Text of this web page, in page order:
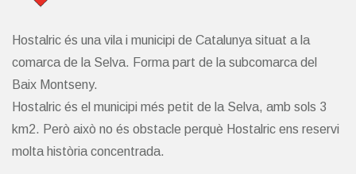
Hostalric és una vila i municipi de Catalunya situat a la
comarca de la Selva. Forma part de la subcomarca del
Baix Montseny.
Hostalric és el municipi més petit de la Selva, amb sols 3
km2. Però això no és obstacle perquè Hostalric ens reservi
molta història concentrada.